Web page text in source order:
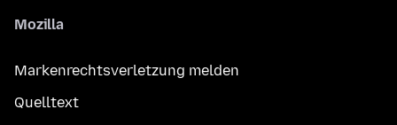
Mozilla
Markenrechtsverletzung melden
Quelltext